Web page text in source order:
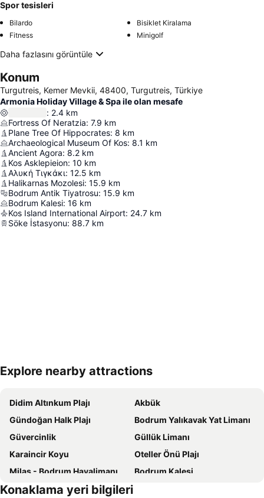
Spor tesisleri
Bilardo
Bisiklet Kiralama
Fitness
Minigolf
Daha fazlasını görüntüle
Konum
Turgutreis, Kemer Mevkii, 48400, Turgutreis, Türkiye
Armonia Holiday Village & Spa ile olan mesafe
: 2.4 km
Fortress Of Neratzia: 7.9 km
Plane Tree Of Hippocrates: 8 km
Archaeological Museum Of Kos: 8.1 km
Ancient Agora: 8.2 km
Kos Asklepieion: 10 km
Αλυκή Τιγκάκι: 12.5 km
Halikarnas Mozolesi: 15.9 km
Bodrum Antik Tiyatrosu: 15.9 km
Bodrum Kalesi: 16 km
Kos Island International Airport: 24.7 km
Söke İstasyonu: 88.7 km
Haritayı genişlet
Explore nearby attractions
Didim Altınkum Plajı
Akbük
Gündoğan Halk Plajı
Bodrum Yalıkavak Yat Limanı
Güvercinlik
Güllük Limanı
Karaincir Koyu
Oteller Önü Plajı
Milas - Bodrum Havalimanı
Bodrum Kalesi
Çökertme
Konaklama yeri bilgileri